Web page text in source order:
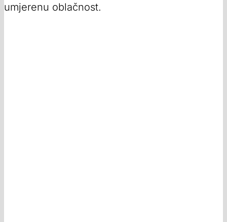
umjerenu oblačnost.